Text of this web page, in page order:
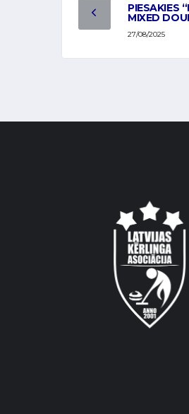
PIESAKIES
MIXED
27/08/2025